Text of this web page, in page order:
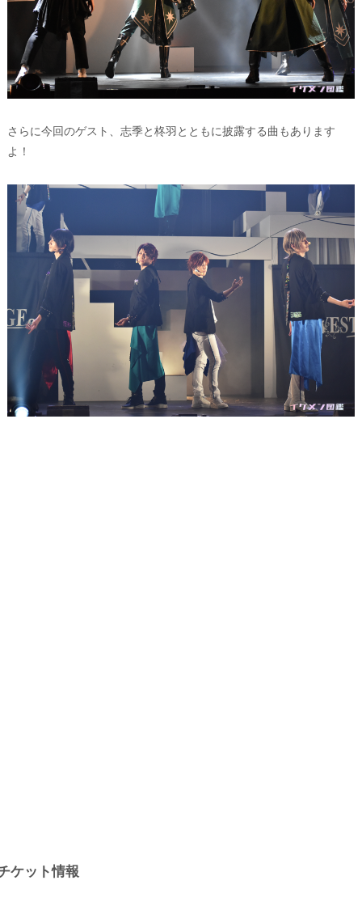
さらに今回のゲスト、志季と柊羽とともに披露する曲もあります
よ！
ケット情報